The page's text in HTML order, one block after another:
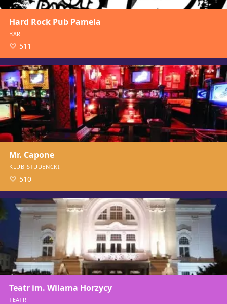
Hard Rock Pub Pamela
BAR
511
Mr. Capone
KLUB STUDENCKI
510
Teatr im. Wilama Horzycy
TEATR